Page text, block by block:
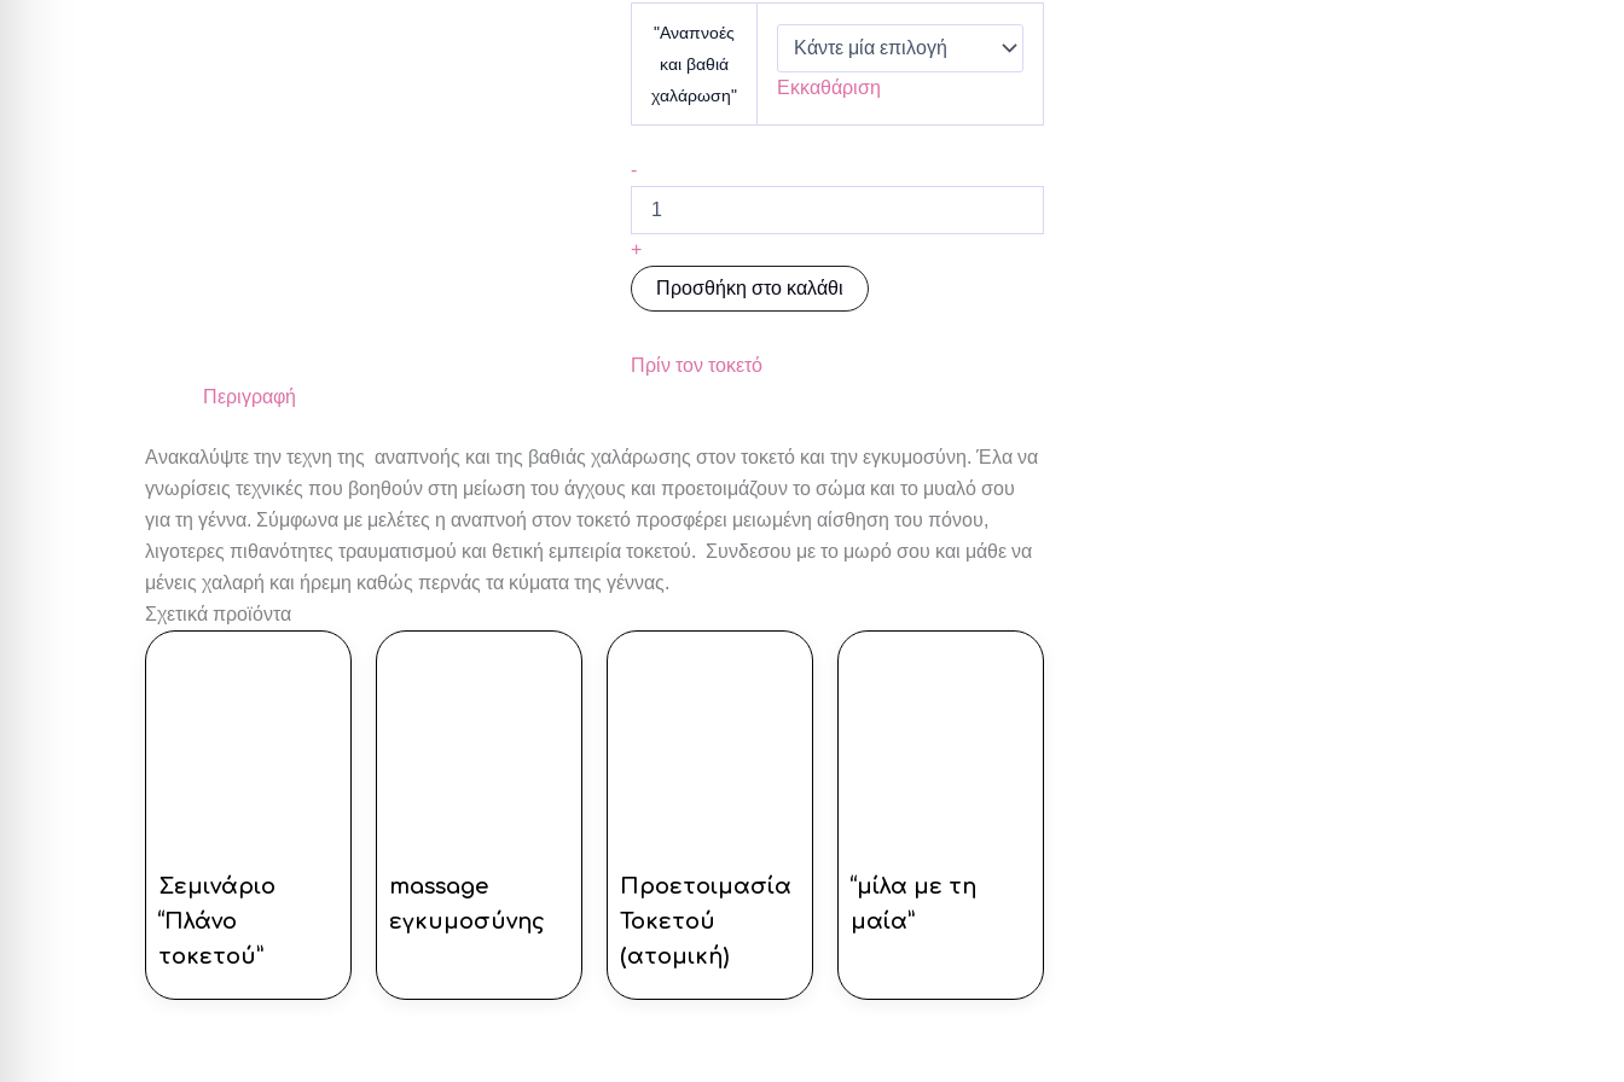
"Αναπνοές
και βαθιά
χαλάρωση"
Εκκαθάριση
-
+
Προσθήκη στο καλάθι
Πρίν τον τοκετό
Περιγραφή
Ανακαλύψτε την τεχνη της αναπνοής και της βαθιάς χαλάρωσης στον τοκετό και την εγκυμοσύνη. Έλα να
γνωρίσεις τεχνικές που βοηθούν στη μείωση του άγχους και προετοιμάζουν το σώμα και το μυαλό σου
για τη γέννα. Σύμφωνα με μελέτες η αναπνοή στον τοκετό προσφέρει μειωμένη αίσθηση του πόνου,
λιγοτερες πιθανότητες τραυματισμού και θετική εμπειρία τοκετού. Συνδεσου με το μωρό σου και μάθε να
μένεις χαλαρή και ήρεμη καθώς περνάς τα κύματα της γέννας.
Σχετικά προϊόντα
Σεμινάριο
“Πλάνο
τοκετού”
massage
εγκυμοσύνης
Προετοιμασία
Τοκετού
(ατομική)
“μίλα με τη
μαία”